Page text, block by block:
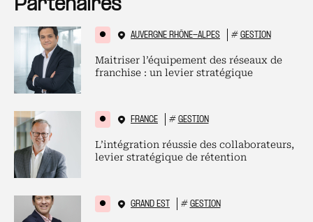
Partenaires
AUVERGNE RHÔNE-ALPES # GESTION
Maitriser l’équipement des réseaux de
franchise : un levier stratégique
FRANCE # GESTION
L’intégration réussie des collaborateurs,
levier stratégique de rétention
GRAND EST # GESTION